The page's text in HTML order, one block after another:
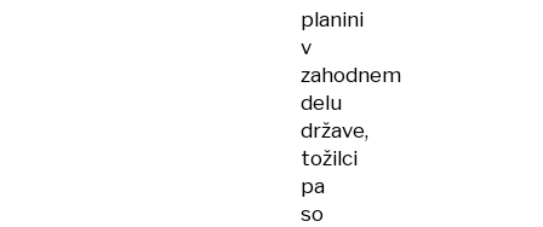
planini
v
zahodnem
delu
države,
tožilci
pa
so